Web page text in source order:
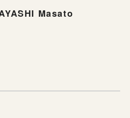
Masato